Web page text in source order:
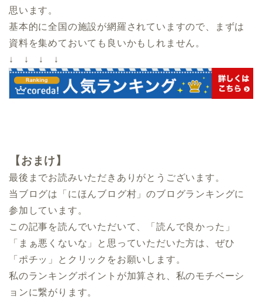
思います。
基本的に全国の施設が網羅されていますので、まずは
資料を集めておいても良いかもしれません。
↓ ↓ ↓ ↓
【おまけ】
最後までお読みいただきありがとうございます。
当ブログは「にほんブログ村」のブログランキングに
参加しています。
この記事を読んでいただいて、「読んで良かった」
「まぁ悪くないな」と思っていただいた方は、ぜひ
「ポチッ」とクリックをお願いします。
私のランキングポイントが加算され、私のモチベーシ
ョンに繋がります。